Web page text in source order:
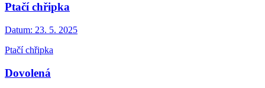
Ptačí chřipka
Datum: 23. 5. 2025
Ptačí chřipka
Dovolená